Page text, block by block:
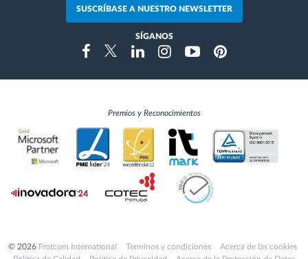
SUSCRÍBASE A NUESTRO NEWSLETTER
SÍGANOS
FacebookTwitterLinkedinInstragramYoutubePinterest
Premios y Reconocimientos
© 2026 Frotcom International Terminos y condiciones
Acerca de las cookies